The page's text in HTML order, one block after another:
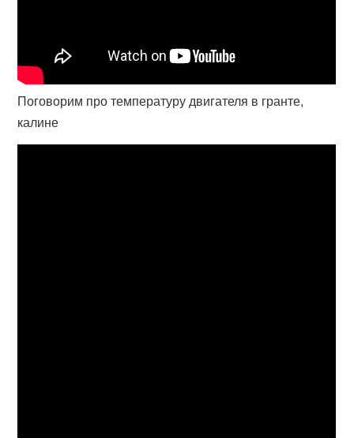
Поговорим про температуру двигателя в гранте,
калине